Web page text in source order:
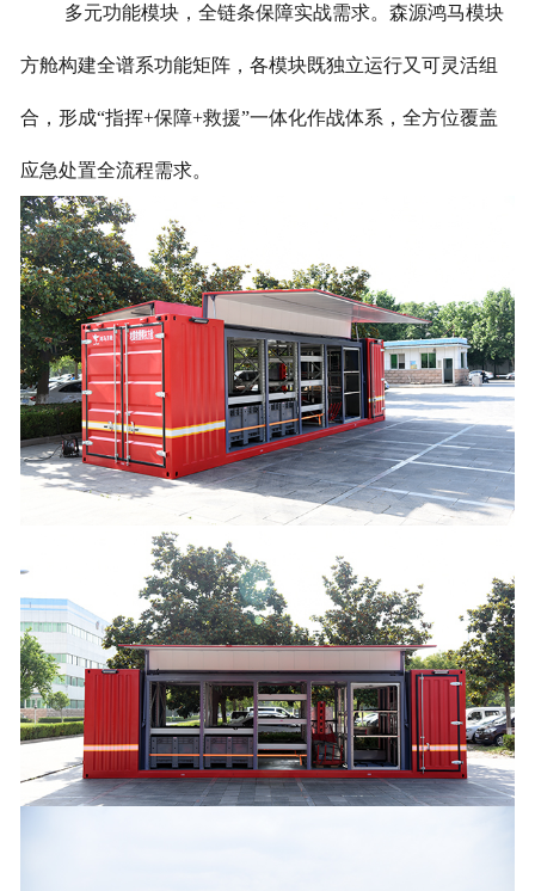
多元功能模块，全链条保障实战需求。森源鸿马模块
方舱构建全谱系功能矩阵，各模块既独立运行又可灵活组
合，形成“指挥+保障+救援”一体化作战体系，全方位覆盖
应急处置全流程需求。